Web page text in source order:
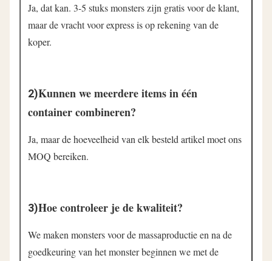
Ja, dat kan. 3-5 stuks monsters zijn gratis voor de klant,
maar de vracht voor express is op rekening van de
koper.
2)Kunnen we meerdere items in één
container combineren?
Ja, maar de hoeveelheid van elk besteld artikel moet ons
MOQ bereiken.
3)Hoe controleer je de kwaliteit?
We maken monsters voor de massaproductie en na de
goedkeuring van het monster beginnen we met de